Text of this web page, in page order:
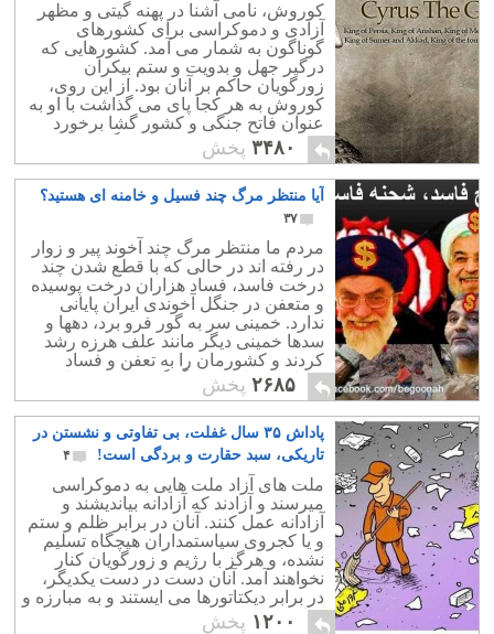
کوروش، نامی آشنا در پهنه گیتی و مظهر
آزادی و دموکراسی برای کشورهای
گوناگون به شمار می آمد. کشورهایی که
درگیر جهل و بدویت و ستم بیکران
زورگویان حاکم بر آنان بود. از این روی،
کوروش به هر کجا پای می گذاشت با او به
عنوان فاتح جنگی و کشور گشا برخورد
نمی شد. بلکه مورد ستایش وگرامی داشت
مردم قرار می گرفت.
۳۴۸۰ پخش
آیا منتظر مرگ چند فسیل و خامنه ای هستید؟
۳۷
مردم ما منتظر مرگ چند آخوند پیر و زوار
در رفته اند در حالی که با قطع شدن چند
درخت فاسد، فساد هزاران درخت پوسیده
و متعفن در جنگل آخوندی ایران پایانی
ندارد. خمینی سر به گور فرو برد، دهها و
سدها خمینی دیگر مانند علف هرزه رشد
کردند و کشورمان را به تعفن و فساد
کشاندند. ما به یک دگرگونی فکری نیاز
داریم
۲۶۸۵ پخش
پاداش ۳۵ سال غفلت، بی تفاوتی و نشستن در
تاریکی، سبد حقارت و بردگی است!
۴
ملت های آزاد ملت هایی به دموکراسی
میرسند و آزادند که آزادانه بیاندیشند و
آزادانه عمل کنند. آنان در برابر ظلم و ستم
و یا کجروی سیاستمداران هیچگاه تسلیم
نشده، و هرگز با رژیم و زورگویان کنار
نخواهند آمد. آنان دست در دست یکدیگر،
در برابر دیکتاتورها می ایستند و به مبارزه و
چالش می پردازند.
۱۲۰۰ پخش